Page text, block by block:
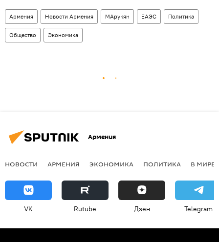
Армения Новости Армения МАрукян ЕАЭС Политика
Общество Экономика
Армения
НОВОСТИ АРМЕНИЯ ЭКОНОМИКА ПОЛИТИКА В МИРЕ
VK Rutube Дзен Telegram